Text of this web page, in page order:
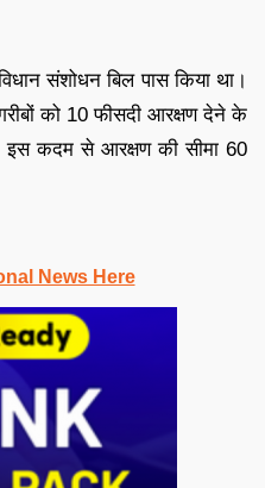
संशोधन बिल पास किया था।
को 10 फीसदी आरक्षण देने के
इस कदम से आरक्षण की सीमा 60
News Here